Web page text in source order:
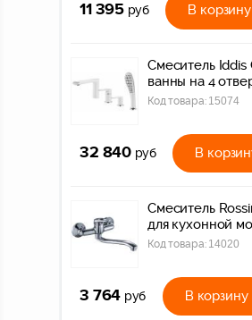
11 395 руб В корзину
Смеситель Iddis
ванны на 4
Код товара: 15074
32 840 руб В
Смеситель
для кухонной
Код товара: 14020
3 764 руб В корзину